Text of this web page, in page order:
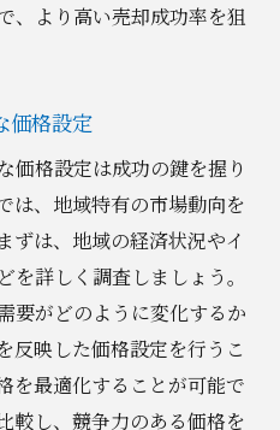
、より高い売却成功率を狙
価格設定
価格設定は成功の鍵を握り
は、地域特有の市場動向を
ずは、地域の経済状況やイ
を詳しく調査しましょう。
要がどのように変化するか
反映した価格設定を行うこ
を最適化することが可能で
較し、競争力のある価格を